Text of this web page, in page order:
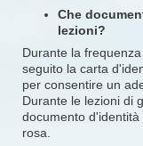
Che
lezioni?
Durante la
seguito la carta
per consentire un
Durante le lezioni di
documento
rosa.